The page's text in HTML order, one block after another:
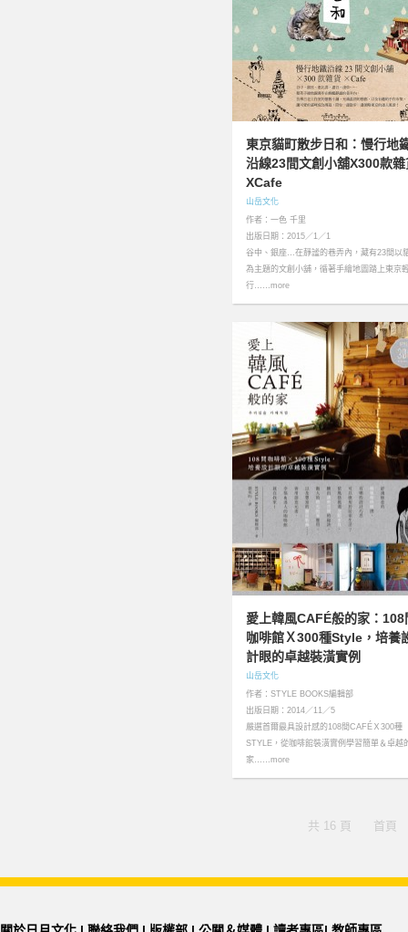
東京貓町散步日和：慢行地
沿線23間文創小舖X300款雜
XCafe
山岳文化
作者：一色 千里
出版日期：2015／1／1
谷中、銀座…在靜謐的巷弄內，藏有23間以
為主題的文創小舖，循著手繪地圖踏上東京
行……more
愛上韓風CAFÉ般的家：108
咖啡館Ｘ300種Style，培養
計眼的卓越裝潢實例
山岳文化
作者：STYLE BOOKS編輯部
出版日期：2014／11／5
嚴選首爾最具設計感的108間CAFÉＸ300種
STYLE，從咖啡館裝潢實例學習簡單＆卓越
家……more
共 16 頁 首頁